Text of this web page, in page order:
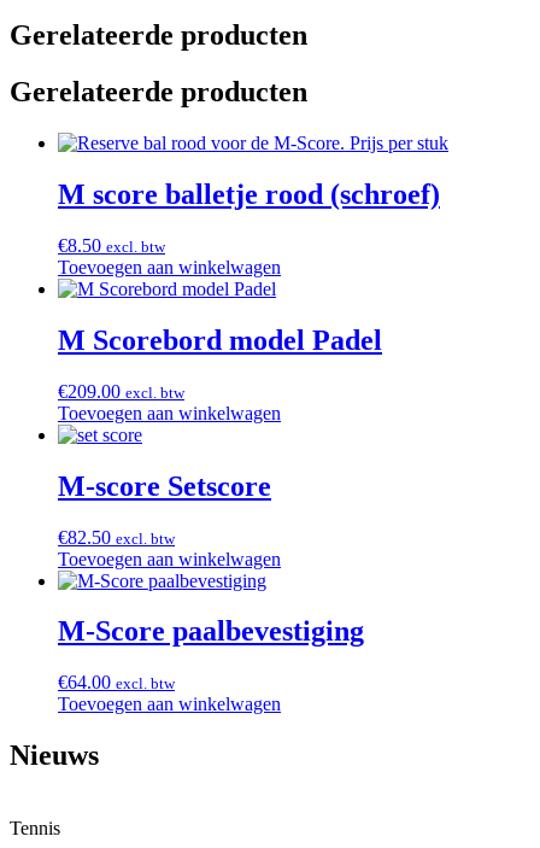
Gerelateerde producten
Gerelateerde producten
M score balletje rood (schroef)
€8.50 excl. btw
Toevoegen aan winkelwagen
M Scorebord model Padel
€209.00 excl. btw
Toevoegen aan winkelwagen
M-score Setscore
€82.50 excl. btw
Toevoegen aan winkelwagen
M-Score paalbevestiging
€64.00 excl. btw
Toevoegen aan winkelwagen
Nieuws
Tennis